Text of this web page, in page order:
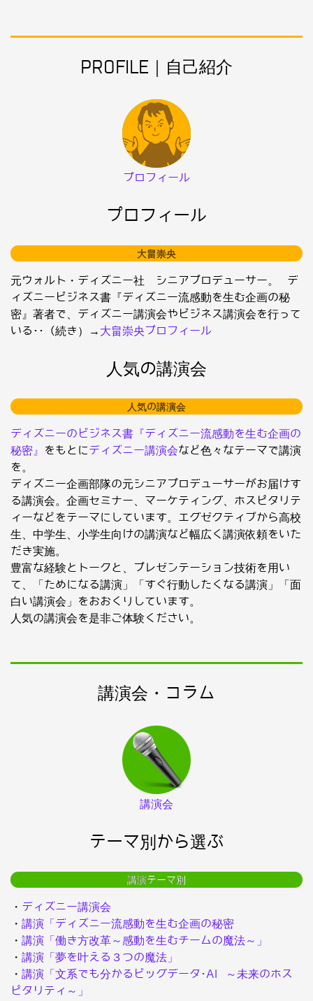
PROFILE｜自己紹介
プロフィール
プロフィール
大畠崇央
元ウォルト・ディズニー社 シニアプロデューサー。 デ
ィズニービジネス書『ディズニー流感動を生む企画の秘
密』著者で、ディズニー講演会やビジネス講演会を行って
いる･･（続き）→ 大畠崇央プロフィール
人気の講演会
人気の講演会
ディズニーのビジネス書『ディズニー流感動を生む企画の
秘密』
をもとにディズニー講演会など色々なテーマで講演
を。
ディズニー企画部隊の元シニアプロデューサーがお届けす
る講演会。企画セミナー、マーケティング、ホスピタリテ
ィーなどをテーマにしています。エグゼクティブから高校
生、中学生、小学生向けの講演など幅広く講演依頼をいた
だき実施。
豊富な経験とトークと、プレゼンテーション技術を用い
て、「ためになる講演」「すぐ行動したくなる講演」「面
白い講演会」をおおくりしています。
人気の講演会を是非ご体験ください。
講演会・コラム
講演会
テーマ別から選ぶ
講演テーマ別
・ ディズニー講演会
・ 講演「ディズニー流感動を生む企画の秘密
・ 講演「働き方改革～感動を生むチームの魔法～」
・ 講演「夢を叶える３つの魔法」
・ 講演「文系でも分かるビッグデータ･AI ～未来のホス
ピタリティ～」